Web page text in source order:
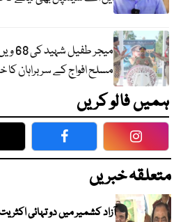
میجر
مسلح افواج کے سربراہان
ہمیں فالو کریں
Facebook
متعلقہ خبریں
آزاد کشمیر میں دو تہائی